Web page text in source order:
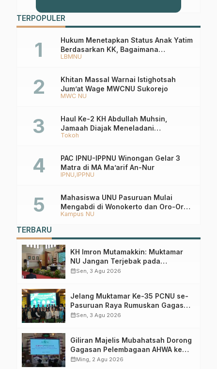
TERPOPULER
LBMNU
Hukum Menetapkan Status Anak Yatim
Berdasarkan KK, Bagaimana
Ketentuannya?
MWC NU
Khitan Massal Warnai Istighotsah
Jum’at Wage MWCNU Sukorejo
Tokoh
Haul Ke-2 KH Abdullah Muhsin,
Jamaah Diajak Meneladani
Keistiqamahan
IPNU IPPNU
PAC IPNU-IPPNU Winongan Gelar 3
Matra di MA Ma’arif An-Nur
Kampus NU
Mahasiswa UNU Pasuruan Mulai
Mengabdi di Wonokerto dan Oro-Oro
Ombo Wetan Berikut Programnya
TERBARU
KH Imron Mutamakkin: Muktamar
NU Jangan Terjebak pada
Perebutan Kursi Ketua Umum
calendar_monthSen, 3 Agu 2026
Jelang Muktamar Ke-35 PCNU se-
Pasuruan Raya Rumuskan Gagasan
Transformasi Gerakan NU Menuju
calendar_monthSen, 3 Agu 2026
Giliran Majelis Mubahatsah Dorong
Gagasan Pelembagaan AHWA ke
Forum Muktamar Mendatang
calendar_monthMing, 2 Agu 2026